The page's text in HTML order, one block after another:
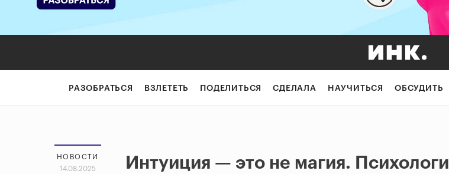
РАЗОБРАТЬСЯ ВЗЛЕТЕТЬ ПОДЕЛИТЬСЯ СДЕЛАЛА НАУЧИТЬСЯ ОБСУДИТЬ
НОВОСТИ
14.08.2025
Интуиция — это не магия. Психологи